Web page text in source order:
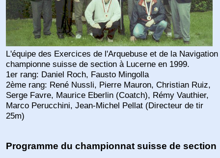
L'équipe des Exercices de l'Arquebuse et de la Navigation
championne suisse de section à Lucerne en 1999.
1er rang: Daniel Roch, Fausto Mingolla
2ème rang: René Nussli, Pierre Mauron, Christian Ruiz,
Serge Favre, Maurice Eberlin (Coatch), Rémy Vauthier,
Marco Perucchini, Jean-Michel Pellat (Directeur de tir
25m)
Programme du championnat suisse de section